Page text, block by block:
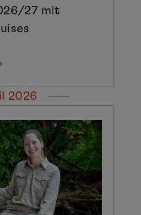
27 mit
2026